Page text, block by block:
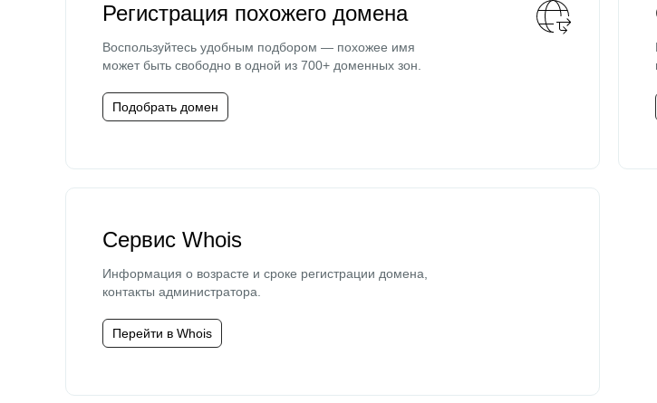
Регистрация похожего домена
Воспользуйтесь удобным подбором — похожее имя
может быть свободно в одной из 700+ доменных зон.
Подобрать домен
Сервис Whois
Информация о возрасте и сроке регистрации домена,
контакты администратора.
Перейти в Whois